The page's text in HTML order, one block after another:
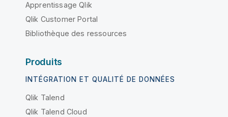
Apprentissage Qlik
Qlik Customer Portal
Bibliothèque des ressources
Produits
INTÉGRATION ET QUALITÉ DE DONNÉES
Qlik Talend
Qlik Talend Cloud